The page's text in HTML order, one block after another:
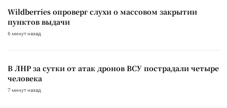
Wildberries опроверг слухи о массовом закрытии
пунктов выдачи
6 минут назад
В ЛНР за сутки от атак дронов ВСУ пострадали четыре
человека
7 минут назад